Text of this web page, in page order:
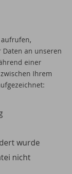
an unseren
einer
Ihrem
wurde
nicht